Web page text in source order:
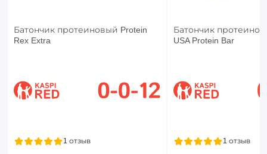
Батончик протеиновый Protein
Rex Extra
1 отзыв
Батончик
USA Protein Bar
1 отзыв